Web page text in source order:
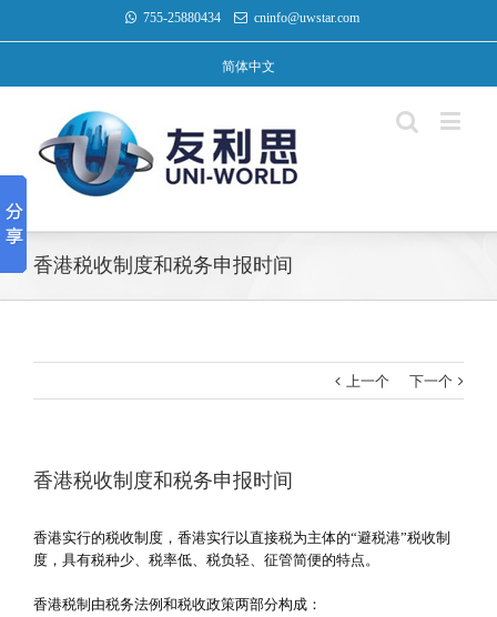
755-25880434 cninfo@uwstar.com
简体中文
香港税收制度和税务申报时间
上一个 下一个
香港税收制度和税务申报时间
香港实行的税收制度，香港实行以直接税为主体的“避税港”税收制
度，具有税种少、税率低、税负轻、征管简便的特点。
香港税制由税务法例和税收政策两部分构成：